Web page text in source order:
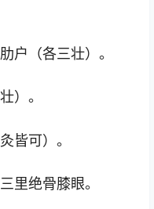
（各三壮）。
）。
可）。
绝骨膝眼。